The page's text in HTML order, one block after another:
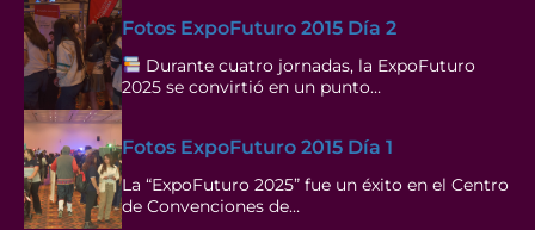
Fotos ExpoFuturo 2015 Día 2
Durante cuatro jornadas, la ExpoFuturo
2025 se convirtió en un punto…
Fotos ExpoFuturo 2015 Día 1
La “ExpoFuturo 2025” fue un éxito en el Centro
de Convenciones de…